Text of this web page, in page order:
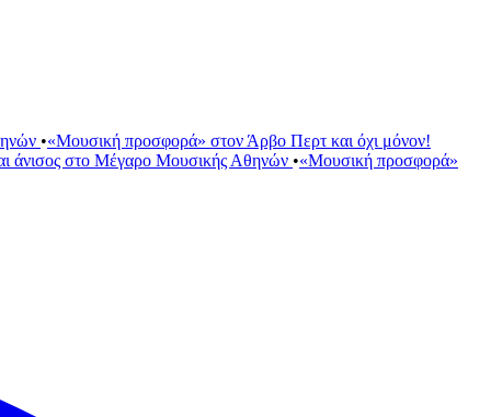
•«Μουσική προσφορά» στον Άρβο Περτ και όχι μόνον!
άνισος στο Μέγαρο Μουσικής Αθηνών •«Μουσική προσφορά»